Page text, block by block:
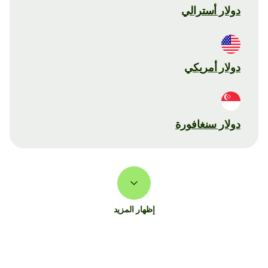
دولار أسترالي
دولار أمريكي
دولار سنغافورة
إظهار المزيد